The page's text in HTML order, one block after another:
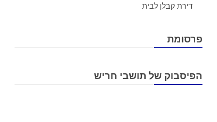
דירת קבלן לבית
פרסומת
הפיסבוק של תושבי חריש